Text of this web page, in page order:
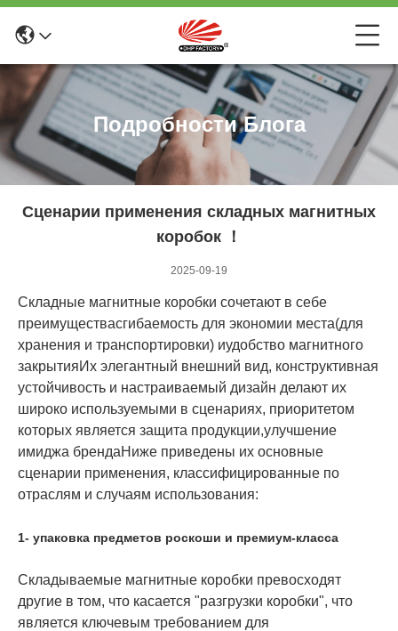
Подробности Блога
Сценарии применения складных магнитных
коробок ！
2025-09-19
Складные магнитные коробки сочетают в себе
преимуществасгибаемость для экономии места(для
хранения и транспортировки) иудобство магнитного
закрытияИх элегантный внешний вид, конструктивная
устойчивость и настраиваемый дизайн делают их
широко используемыми в сценариях, приоритетом
которых является защита продукции,улучшение
имиджа брендаНиже приведены их основные
сценарии применения, классифицированные по
отраслям и случаям использования:
1- упаковка предметов роскоши и премиум-класса
Складываемые магнитные коробки превосходят
другие в том, что касается "разгрузки коробки", что
является ключевым требованием для